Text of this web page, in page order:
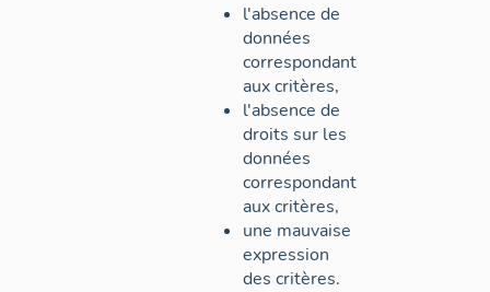
l'absence de
données
correspondant
aux critères,
l'absence de
droits sur les
données
correspondant
aux critères,
une mauvaise
expression
des critères.